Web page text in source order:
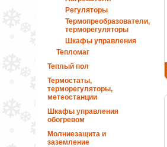
Регуляторы
Термопреобразователи,
терморегуляторы
Шкафы управления
Тепломаг
Теплый пол
Термостаты,
терморегуляторы,
метеостанции
Шкафы управления
обогревом
Молниезащита и
заземление